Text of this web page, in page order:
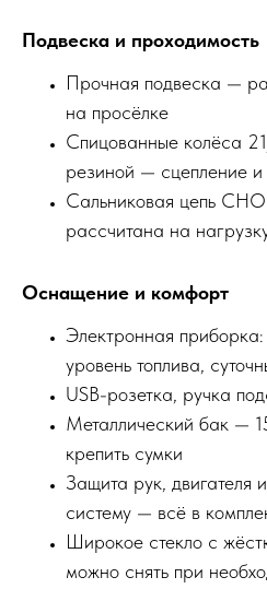
Подвеска и проходимость
Прочная подвеска —
на просёлке
Спицованные колёса
резиной — сцепление
Сальниковая цепь
рассчитана на
Оснащение и комфорт
Электронная
уровень топлива,
USB-розетка, ручка
Металлический бак —
крепить сумки
Защита рук, двигателя
систему — всё в
Широкое стекло с
можно снять при